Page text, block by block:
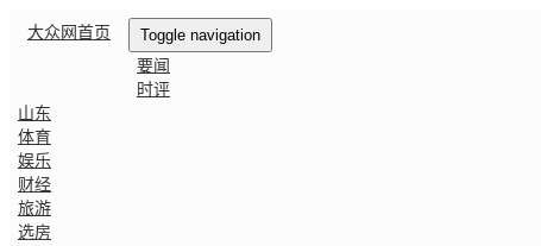
Toggle navigation
大众网首页
要闻
时评
山东
体育
娱乐
财经
旅游
选房